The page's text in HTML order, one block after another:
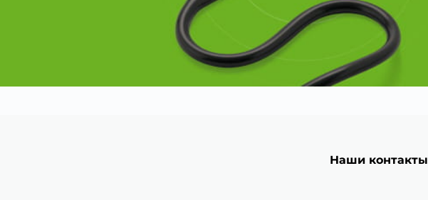
Наши контакты